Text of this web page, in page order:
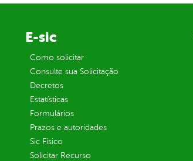
E-sic
Como solicitar
Consulte sua Solicitação
Decretos
Estatísticas
Formulários
Prazos e autoridades
Sic Físico
Solicitar Recurso